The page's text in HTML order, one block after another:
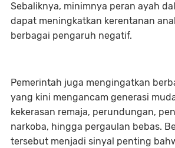
Sebaliknya, minimnya peran ayah
dapat meningkatkan kerentanan
berbagai pengaruh negatif.
Pemerintah juga mengingatkan
yang kini mengancam generasi
kekerasan remaja, perundungan,
narkoba, hingga pergaulan bebas.
tersebut menjadi sinyal penting